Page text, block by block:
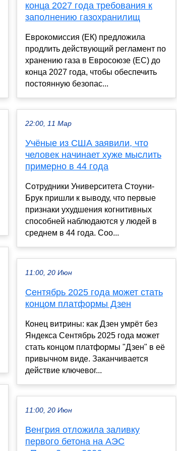
конца 2027 года требования к
заполнению газохранилищ
Еврокомиссия (ЕК) предложила
продлить действующий регламент по
хранению газа в Евросоюзе (ЕС) до
конца 2027 года, чтобы обеспечить
постоянную безопас...
22:00, 11 Мар
Учёные из США заявили, что
человек начинает хуже мыслить
примерно в 44 года
Сотрудники Университета Стоуни-
Брук пришли к выводу, что первые
признаки ухудшения когнитивных
способней наблюдаются у людей в
среднем в 44 года. Соо...
11:00, 20 Июн
Сентябрь 2025 года может стать
концом платформы Дзен
Конец витрины: как Дзен умрёт без
Яндекса Сентябрь 2025 года может
стать концом платформы "Дзен" в её
привычном виде. Заканчивается
действие ключевог...
11:00, 20 Июн
Венгрия отложила заливку
первого бетона на АЭС